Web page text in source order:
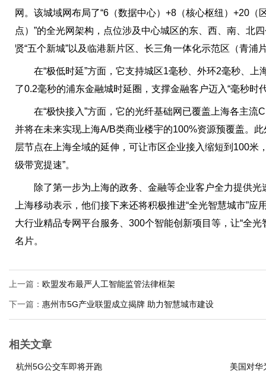
网。该城域网布局了“6（数据中心）+8（核心枢纽）+20（
点）”的全光网架构，点位涉及中心城区的东、西、南、北
贤“五个新城”以及临港新片区、长三角一体化示范区（青浦
在“极低时延”方面，它支持城区1毫秒、外环2毫秒、上
了0.2毫秒的浦东金融城时延圈，支撑金融客户迈入“毫秒时
在“极快接入”方面，它的光纤基础网已覆盖上海各主流
并将在未来实现上海A/B类商业楼宇的100%资源预覆盖。
层节点在上海全域的延伸，可让市区企业接入缩短到100米
级带宽提速”。
除了第一步为上海的政务、金融等企业客户全力提供光
上海移动表示，他们接下来还将积极推进“全光智慧城市”
大行业精品专网平台服务、300个智能创新项目等，让“全
名片。
上一篇： 欧盟发布最严人工智能监管法律框架
下一篇： 惠州市5G产业联盟成立揭牌 助力智慧城市建设
相关文章
杭州5G公交车即将开跑
美国对华